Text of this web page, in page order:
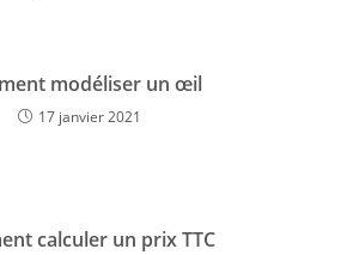
modéliser un œil
17 janvier 2021
calculer un prix TTC